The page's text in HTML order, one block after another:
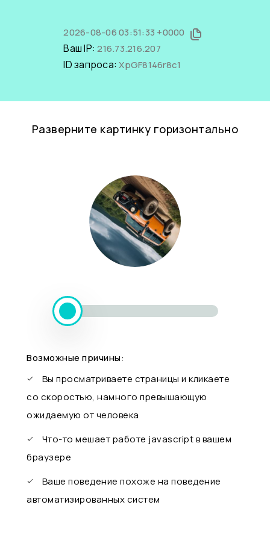
2026-08-06 03:51:33 +0000
Ваш IP:216.73.216.207
ID запроса:XpGF8146r8c1
Разверните картинку горизонтально
Возможные причины:
Вы просматриваете страницы и кликаете
со скоростью, намного превышающую
ожидаемую от человека
Что-то мешает работе javascript в вашем
браузере
Ваше поведение похоже на поведение
автоматизированных систем